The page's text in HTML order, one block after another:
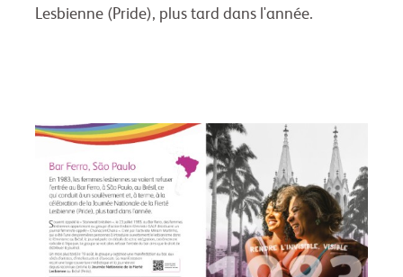
Lesbienne (Pride), plus tard dans l'année.